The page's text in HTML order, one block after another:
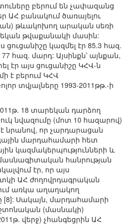
բերում են չափազանց
ԱՀ բանակում ծառայելու
թևակոխող արական սեռի
թվաքանակի մասին:
ցուցանիշը կազմել էր 85.3 հազ.
հազ. մարդ: Այսինքն՝ այնքան,
էր այս ցուցանիշը ԿՀՎ-ն
է բերում ԿՀՎ
տվյալները 1993-2011թթ.-ի
18 տարեկան դարձող
նվազումը (մոտ 10 հազարով)
նրանով, որ չարդարացան
մարդահամարի հետ
կազմակերպությունների և
հանրության
էր, որ այս
ԱՀ ժողովրդագրական
առկա աղաղակող
[8]: Սակայն, մարդահամարի
(մասնակի)
վերջ) չհանգեցրին ԱՀ